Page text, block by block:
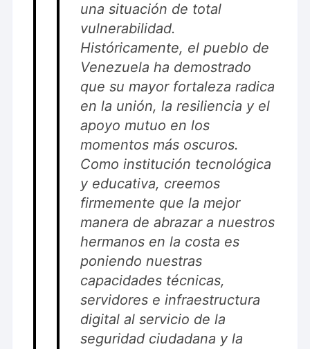
una situación de total
vulnerabilidad.
Históricamente, el pueblo de
Venezuela ha demostrado
que su mayor fortaleza radica
en la unión, la resiliencia y el
apoyo mutuo en los
momentos más oscuros.
Como institución tecnológica
y educativa, creemos
firmemente que la mejor
manera de abrazar a nuestros
hermanos en la costa es
poniendo nuestras
capacidades técnicas,
servidores e infraestructura
digital al servicio de la
seguridad ciudadana y la